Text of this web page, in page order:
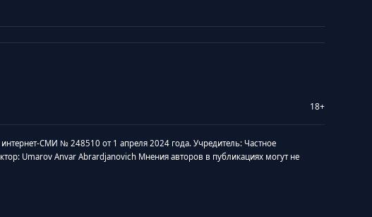
18+
СМИ № 248510 от 1 апреля 2024 года. Учредитель: Частное
Umarov Anvar Abrardjanovich Мнения авторов в публикациях могут не